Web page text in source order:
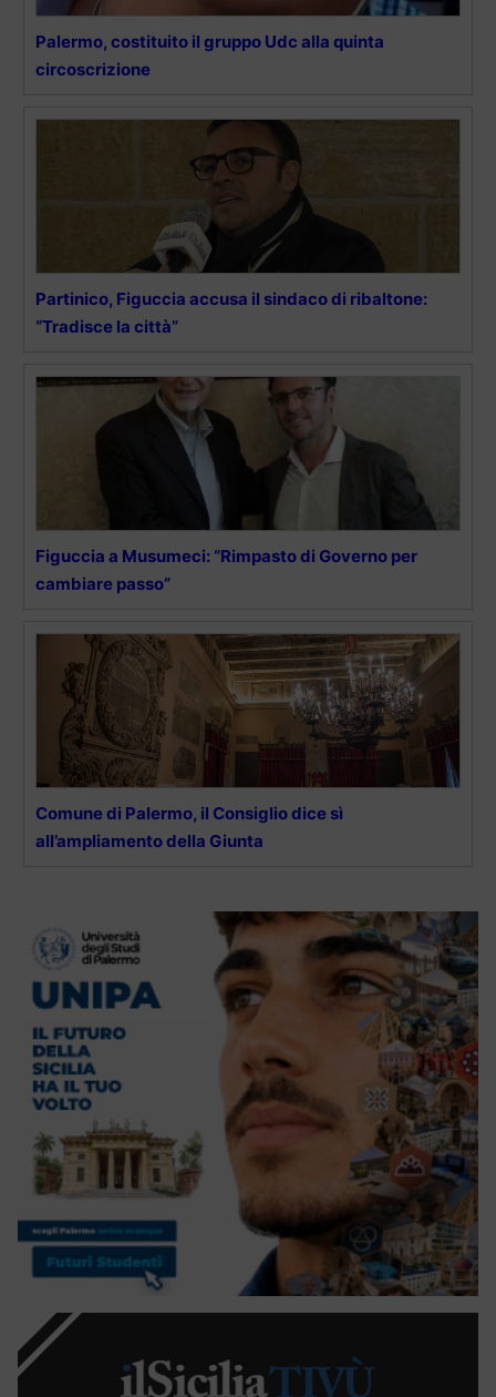
Palermo, costituito il gruppo Udc alla quinta
circoscrizione
Partinico, Figuccia accusa il sindaco di ribaltone:
“Tradisce la città”
Figuccia a Musumeci: “Rimpasto di Governo per
cambiare passo”
Comune di Palermo, il Consiglio dice sì
all’ampliamento della Giunta